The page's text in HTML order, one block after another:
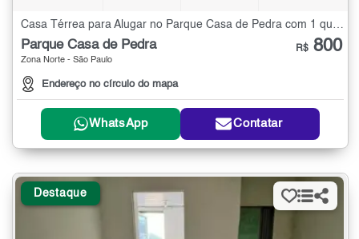
Casa Térrea para Alugar no Parque Casa de Pedra com 1 quarto - 25 m²
Parque Casa de Pedra
Zona Norte - São Paulo
Endereço no círculo do mapa
R$ 800
WhatsApp Contatar
Destaque